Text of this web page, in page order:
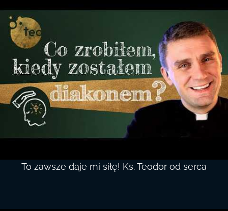
To zawsze daje mi siłę! Ks. Teodor od serca